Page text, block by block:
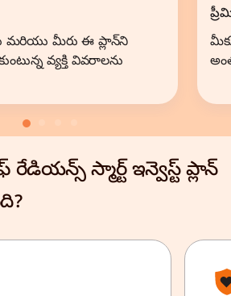
మరియు మీరు ఈ ప్లాన్‌ని
వ్యక్తి వివరాలను
స్మార్ట్ ఇన్వెస్ట్ ప్లాన్